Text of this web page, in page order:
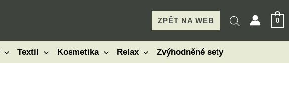
ZPĚT NA WEB 0
Textil Kosmetika Relax Zvýhodněné sety